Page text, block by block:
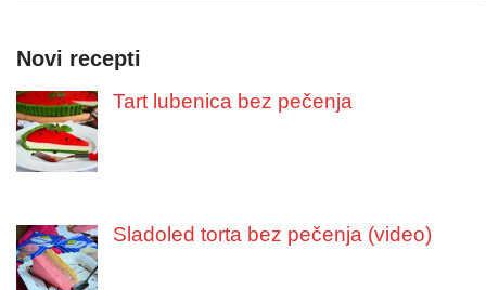
Novi recepti
Tart lubenica bez pečenja
Sladoled torta bez pečenja (video)